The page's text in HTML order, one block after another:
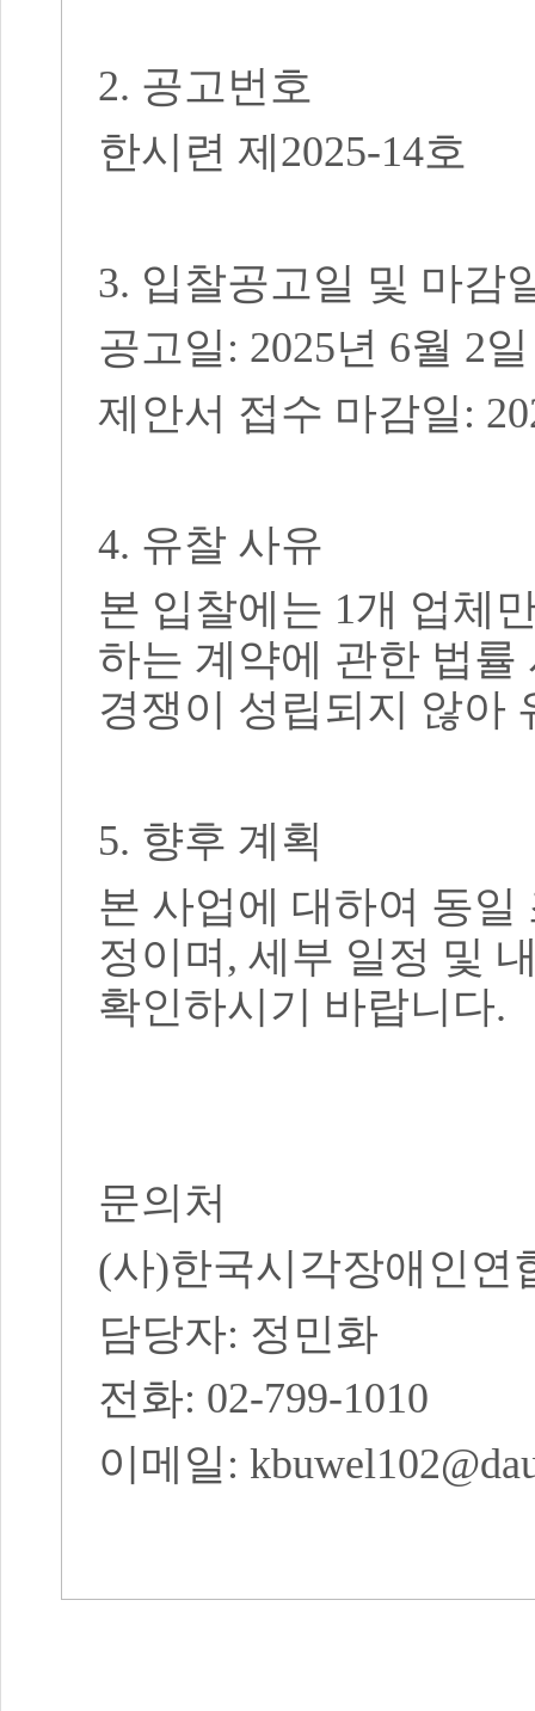
2. 공고번호
한시련 제2025-14호
3. 입찰공고일 및 마감
공고일 : 2025년 6월 2일
제안서 접수 마감일 :
4. 유찰 사유
본 입찰에는 1개 업체
하는 계약에 관한 법률
경쟁이 성립되지 않아
5. 향후 계획
본 사업에 대하여 동
정이며, 세부 일정 및
확인하시기 바랍니다.
문의처
(사)한국시각장애인연
담당자: 정민화
전화: 02-799-1010
이메일 :